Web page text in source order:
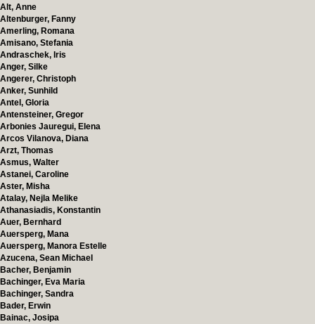
Alt, Anne
Altenburger, Fanny
Amerling, Romana
Amisano, Stefania
Andraschek, Iris
Anger, Silke
Angerer, Christoph
Anker, Sunhild
Antel, Gloria
Antensteiner, Gregor
Arbonies Jauregui, Elena
Arcos Vilanova, Diana
Arzt, Thomas
Asmus, Walter
Astanei, Caroline
Aster, Misha
Atalay, Nejla Melike
Athanasiadis, Konstantin
Auer, Bernhard
Auersperg, Mana
Auersperg, Manora Estelle
Azucena, Sean Michael
Bacher, Benjamin
Bachinger, Eva Maria
Bachinger, Sandra
Bader, Erwin
Bainac, Josipa